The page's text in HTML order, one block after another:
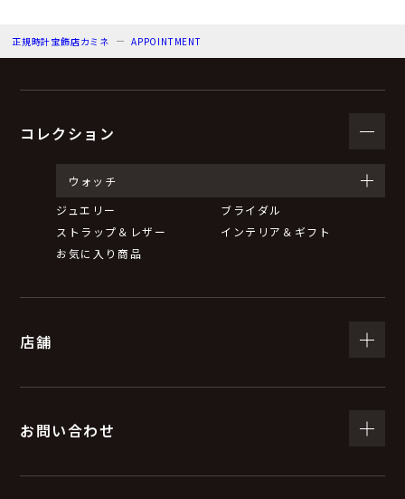
（３）個人情報の利用目的
弊社からのお知らせ等の情報をお送りするため。
（４）個人情報の第三者提供について
取得した個人情報は法令等による場合を除いて第三者に
提供することはありません。
（５）個人情報の取扱いの委託について
取得した個人情報の取扱いの全部又は、一部を委託する
託を行います。
正規時計宝飾店カミネ APPOINTMENT
コレクション
ウォッチ
ジュエリー
ブライダル
ストラップ＆レザー
インテリア＆ギフト
お気に入り商品
店舗
お問い合わせ